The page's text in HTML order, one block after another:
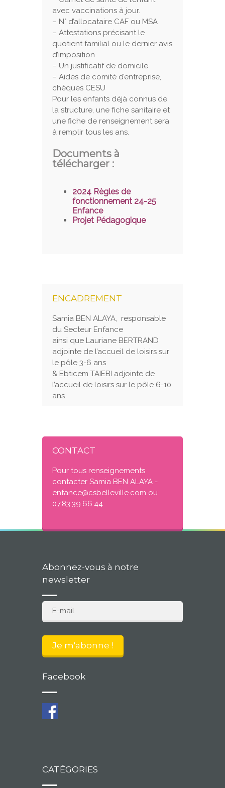
avec vaccinations à jour.
– N° d’allocataire CAF ou MSA
– Attestations précisant le
quotient familial ou le dernier avis
d’imposition
– Un justificatif de domicile
– Aides de comité d’entreprise,
chèques CESU
Pour les enfants déjà connus de
la structure, une fiche sanitaire et
une fiche de renseignement sera
à remplir tous les ans.
Documents à
télécharger :
2024 Règles de
fonctionnement 24-25
Enfance
Projet Pédagogique
ENCADREMENT
Samia BEN ALAYA, responsable
du Secteur Enfance
ainsi que Lauriane BERTRAND
adjointe de l’accueil de loisirs sur
le pôle 3-6 ans
& Ebticem TAIEBI adjointe de
l’accueil de loisirs sur le pôle 6-10
ans.
CONTACT
Pour tous renseignements
contacter Samia BEN ALAYA -
enfance@csbelleville.com ou
07.83.39.66.44
Abonnez-vous à notre
newsletter
Facebook
CATÉGORIES